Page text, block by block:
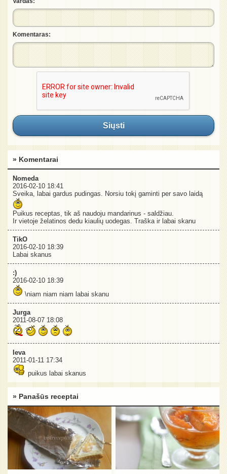
Komentaras:
Siųsti
» Komentarai
Nomeda
2016-02-10 18:41
Sveika, labai gardus pudingas. Norsiu tokį gaminti per savo laidą
Puikus receptas, tik aš naudoju mandarinus - saldžiau.
Ir vietoje želatinos dedu kiaulių uodegas. Traška ir labai skanu
TikO
2016-02-10 18:39
Labai skanus
:)
2016-02-10 18:39
\niam niam niam labai skanu
Jurga
2011-08-07 18:08
Ieva
2011-01-11 17:34
puikus labai skanus
» Panašūs receptai